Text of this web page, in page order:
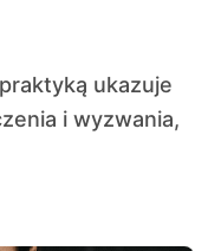
i wyzwania,